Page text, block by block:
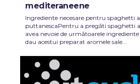
mediteraneene
Ingrediente necesare pentru spaghetti
puttanescaPentru a pregăti spaghetti
avea nevoie de următoarele
dau acestui preparat aromele sale...